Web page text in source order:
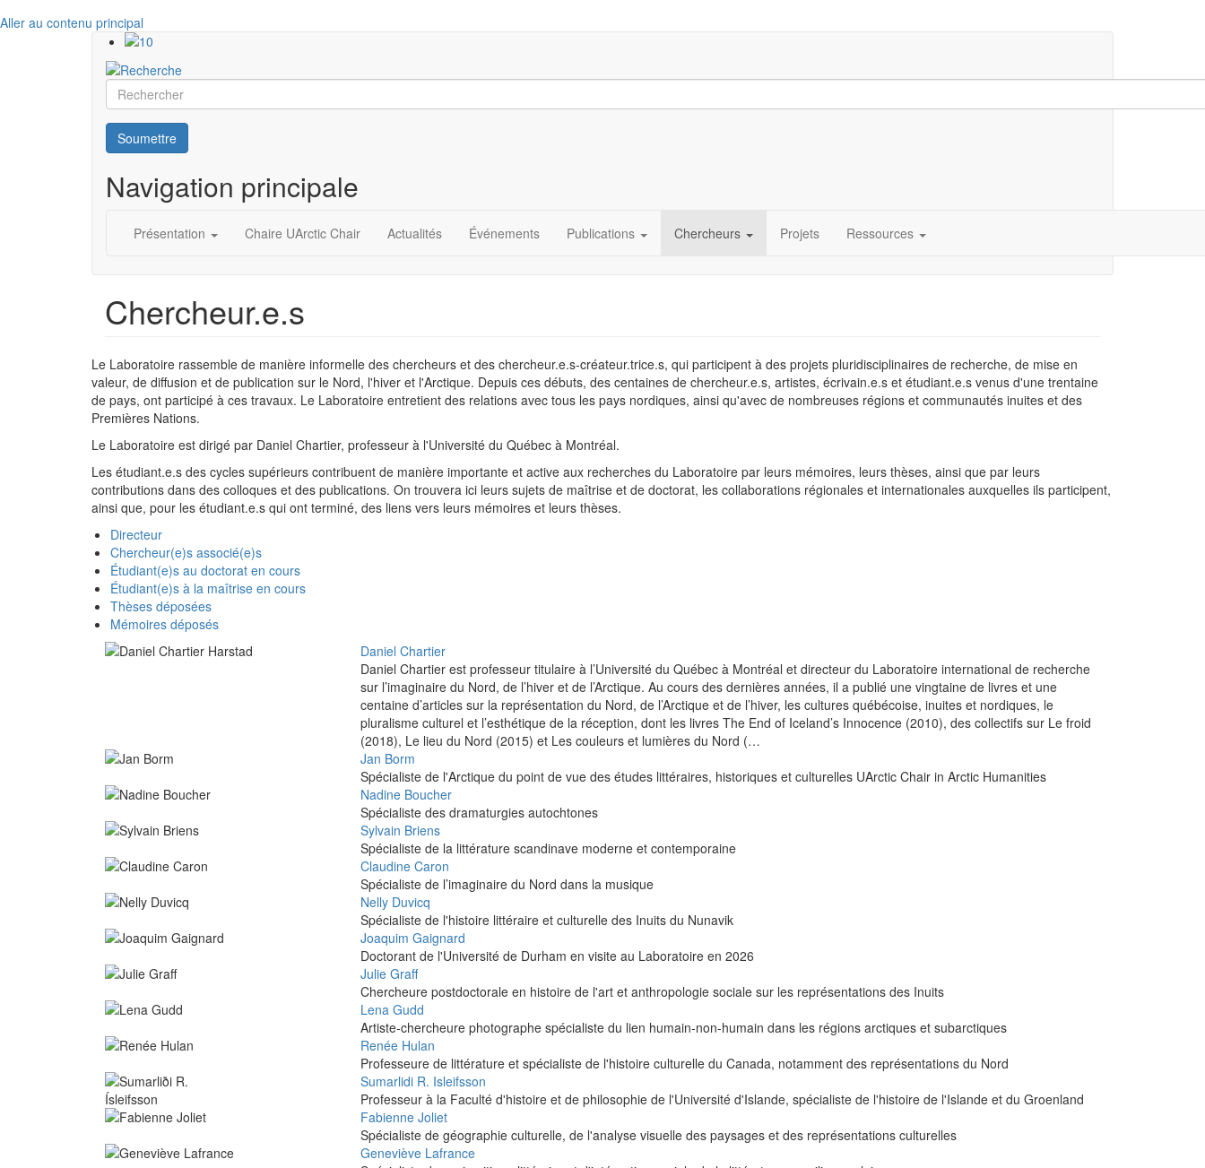
Aller au contenu principal
Rechercher
Soumettre
Navigation principale
Présentation Chaire UArctic Chair Actualités Événements Publications Chercheurs Projets Ressources
Chercheur.e.s
Le Laboratoire rassemble de manière informelle des chercheurs et des chercheur.e.s-créateur.trice.s, qui participent à des projets pluridisciplinaires de recherche, de mise en
valeur, de diffusion et de publication sur le Nord, l'hiver et l'Arctique. Depuis ces débuts, des centaines de chercheur.e.s, artistes, écrivain.e.s et étudiant.e.s venus d'une trentaine
de pays, ont participé à ces travaux. Le Laboratoire entretient des relations avec tous les pays nordiques, ainsi qu'avec de nombreuses régions et communautés inuites et des
Premières Nations.
Le Laboratoire est dirigé par Daniel Chartier, professeur à l'Université du Québec à Montréal.
Les étudiant.e.s des cycles supérieurs contribuent de manière importante et active aux recherches du Laboratoire par leurs mémoires, leurs thèses, ainsi que par leurs
contributions dans des colloques et des publications. On trouvera ici leurs sujets de maîtrise et de doctorat, les collaborations régionales et internationales auxquelles ils participent,
ainsi que, pour les étudiant.e.s qui ont terminé, des liens vers leurs mémoires et leurs thèses.
Directeur
Chercheur(e)s associé(e)s
Étudiant(e)s au doctorat en cours
Étudiant(e)s à la maîtrise en cours
Thèses déposées
Mémoires déposés
Daniel Chartier
Daniel Chartier est professeur titulaire à l’Université du Québec à Montréal et directeur du Laboratoire international de recherche
sur l’imaginaire du Nord, de l’hiver et de l’Arctique. Au cours des dernières années, il a publié une vingtaine de livres et une
centaine d’articles sur la représentation du Nord, de l’Arctique et de l’hiver, les cultures québécoise, inuites et nordiques, le
pluralisme culturel et l’esthétique de la réception, dont les livres The End of Iceland’s Innocence (2010), des collectifs sur Le froid
(2018), Le lieu du Nord (2015) et Les couleurs et lumières du Nord (…
Jan Borm
Spécialiste de l'Arctique du point de vue des études littéraires, historiques et culturelles UArctic Chair in Arctic Humanities
Nadine Boucher
Spécialiste des dramaturgies autochtones
Sylvain Briens
Spécialiste de la littérature scandinave moderne et contemporaine
Claudine Caron
Spécialiste de l’imaginaire du Nord dans la musique
Nelly Duvicq
Spécialiste de l'histoire littéraire et culturelle des Inuits du Nunavik
Joaquim Gaignard
Doctorant de l'Université de Durham en visite au Laboratoire en 2026
Julie Graff
Chercheure postdoctorale en histoire de l'art et anthropologie sociale sur les représentations des Inuits
Lena Gudd
Artiste-chercheure photographe spécialiste du lien humain-non-humain dans les régions arctiques et subarctiques
Renée Hulan
Professeure de littérature et spécialiste de l'histoire culturelle du Canada, notamment des représentations du Nord
Sumarlidi R. Isleifsson
Professeur à la Faculté d'histoire et de philosophie de l'Université d'Islande, spécialiste de l'histoire de l'Islande et du Groenland
Fabienne Joliet
Spécialiste de géographie culturelle, de l'analyse visuelle des paysages et des représentations culturelles
Geneviève Lafrance